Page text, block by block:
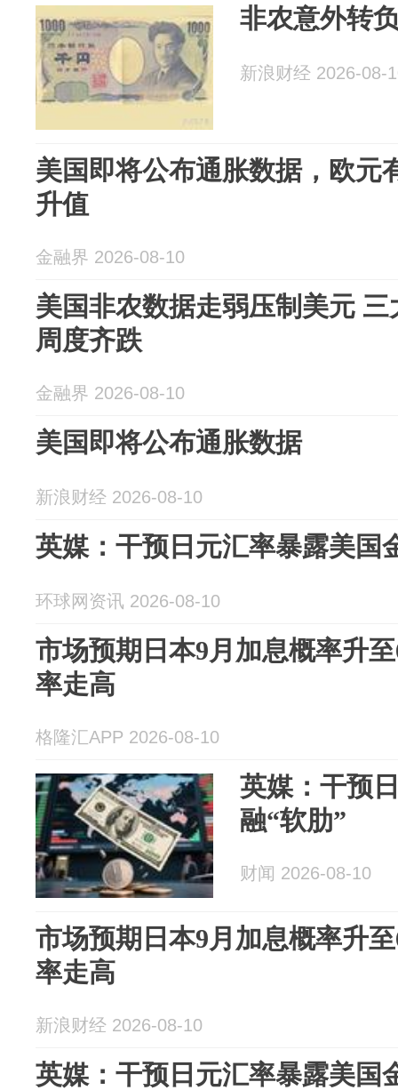
非农意外转
新浪财经 2026-08-
美国即将公布通胀数据，欧元
升值
金融界 2026-08-10
美国非农数据走弱压制美元
周度齐跌
金融界 2026-08-10
美国即将公布通胀数据
新浪财经 2026-08-10
英媒：干预日元汇率暴露美国
环球网资讯 2026-08-10
市场预期日本9月加息概率升
率走高
格隆汇APP 2026-08-10
英媒：干预
融“软肋”
财闻 2026-08-10
市场预期日本9月加息概率升
率走高
新浪财经 2026-08-10
英媒：干预日元汇率暴露美国